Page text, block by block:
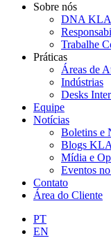
Sobre nós
DNA KLA
Trabalhe
Práticas
Áreas de
Indústrias
Desks
Equipe
Notícias
Boletins e
Blogs KLA
Mídia e
Eventos
Contato
Área do Cliente
PT
EN